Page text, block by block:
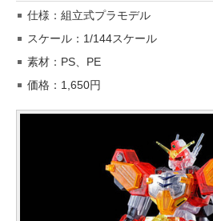
仕様：組立式プラモデル
スケール：1/144スケール
素材：PS、PE
価格：1,650円